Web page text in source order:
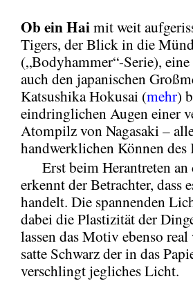
Ob ein Haimit weit
Tigers, der Blick in die
(„Bodyhammer“-Serie),
auch den japanischen
Katsushika Hokusai (mehr)
eindringlichen Augen einer
Atompilz von Nagasaki –
handwerklichen Können des
Erst beim Herantreten an
erkennt der Betrachter, dass
handelt. Die spannenden
dabei die Plastizität der
lassen das Motiv ebenso
satte Schwarz der in das
verschlingt jegliches Licht.